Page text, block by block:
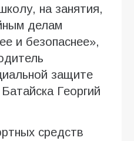
на занятия,
делам
и безопаснее»,
защите
Георгий
средств